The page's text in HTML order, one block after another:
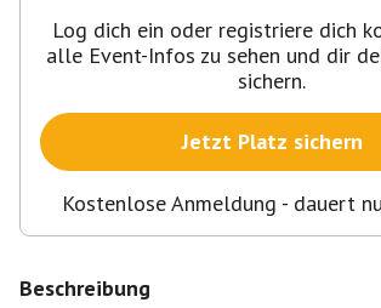
Log dich ein oder registriere dich
alle Event-Infos zu sehen und dir
sichern.
Jetzt Platz sichern
Kostenlose Anmeldung - dauert
Beschreibung